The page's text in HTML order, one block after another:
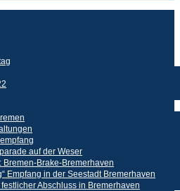
auf der Weser
Bremen-Brake-Bremerhaven
Empfang in der Seestadt Bremerhaven
Abschluss in Bremerhaven